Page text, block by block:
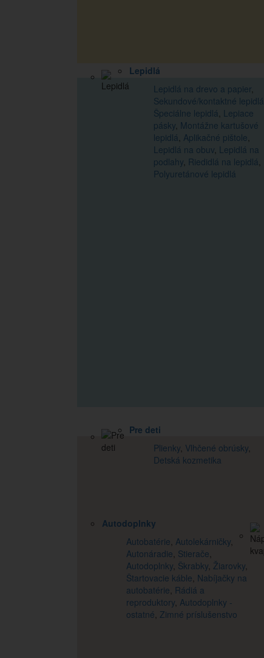
Lepidlá
Lepidlá na drevo a papier,
Sekundové/kontaktné lepidlá
Špeciálne lepidlá, Lepiace
pásky, Montážne kartušové
lepidlá, Aplikačné pištole,
Lepidlá na obuv, Lepidlá na
podlahy, Riedidlá na lepidlá,
Polyuretánové lepidlá
Pre deti
Plienky Vlhčené obrúsky
Detská kozmetika
Autodoplnky
Autobatérie Autolekárničky
Autonáradie Stierače
Autodoplnky Škrabky Žiarovky
Štartovacie káble Nabíjačky na
autobatérie Rádiá a
reproduktory Autodoplnky -
ostatné Zimné príslušenstvo